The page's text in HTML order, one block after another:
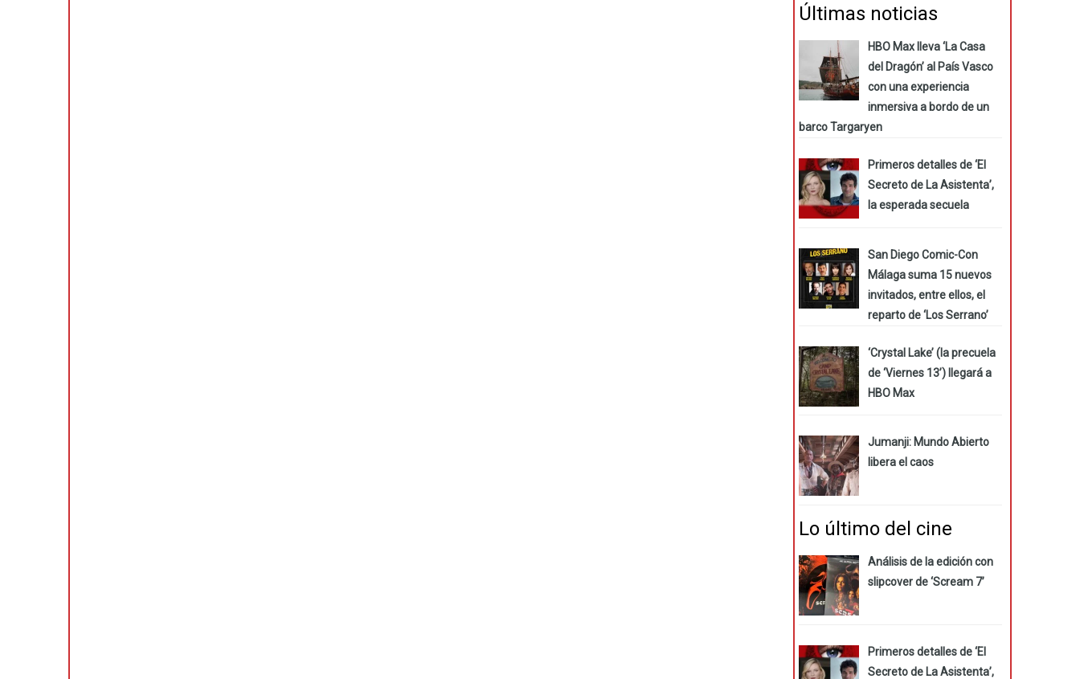
Últimas noticias
HBO Max lleva ‘La Casa
del Dragón’ al País Vasco
con una experiencia
inmersiva a bordo de un
barco Targaryen
Primeros detalles de ‘El
Secreto de La Asistenta’,
la esperada secuela
San Diego Comic-Con
Málaga suma 15 nuevos
invitados, entre ellos, el
reparto de ‘Los Serrano’
‘Crystal Lake’ (la precuela
de ‘Viernes 13’) llegará a
HBO Max
Jumanji: Mundo Abierto
libera el caos
Lo último del cine
Análisis de la edición con
slipcover de ‘Scream 7’
Primeros detalles de ‘El
Secreto de La Asistenta’,